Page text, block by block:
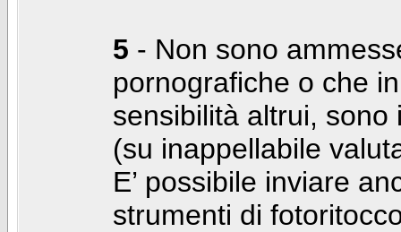
5 - Non sono
pornografiche o che
sensibilità altrui,
(su inappellabile
E’ possibile inviare
strumenti di